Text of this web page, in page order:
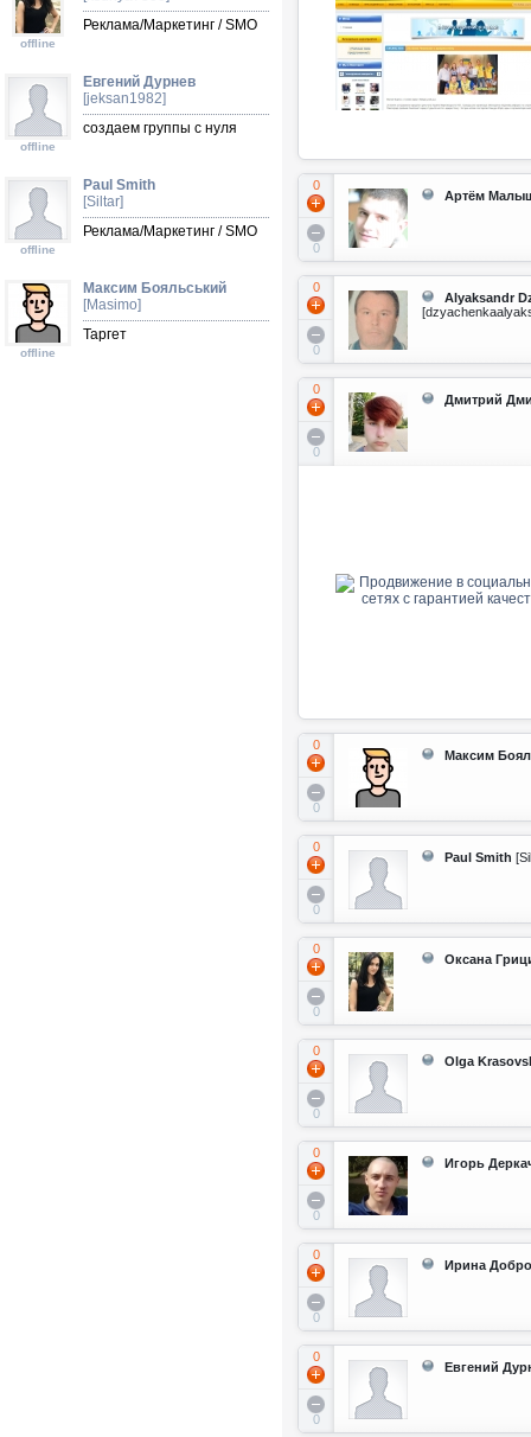
offline
Реклама/Маркетинг / SMO
offline
Евгений Дурнев
[jeksan1982]
создаем группы с нуля
offline
Paul Smith
[Siltar]
Реклама/Маркетинг / SMO
offline
Максим Бояльський
[Masimo]
Таргет
0
0
Артём
0
0
Alyaksandr
0
0
Дмитрий
0
0
Максим
0
0
Paul Smith
0
0
Оксана
0
0
Olga
0
0
Игорь
0
0
Ирина
0
0
Евгений